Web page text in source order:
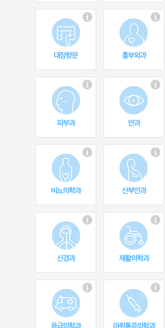
대장항문 흉부외과
피부과 안과
비뇨의학과 산부인과
신경과 재활의학과